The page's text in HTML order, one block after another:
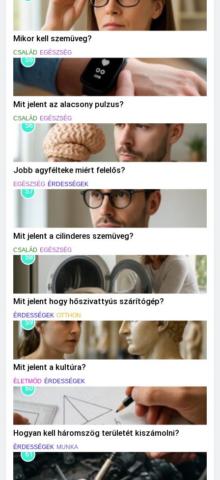
Mikor kell szemüveg?
CSALÁD EGÉSZSÉG
55
Mit jelent az alacsony pulzus?
CSALÁD EGÉSZSÉG
56
Jobb agyfélteke miért felelős?
EGÉSZSÉG ÉRDESSÉGEK
57
Mit jelent a cilinderes szemüveg?
CSALÁD EGÉSZSÉG
58
Mit jelent hogy hőszivattyús szárítógép?
ÉRDESSÉGEK OTTHON
59
Mit jelent a kultúra?
ÉLETMÓD ÉRDESSÉGEK
60
Hogyan kell háromszög területét kiszámolni?
ÉRDESSÉGEK MUNKA
61